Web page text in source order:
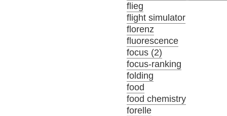
flieg
flight simulator
florenz
fluorescence
focus (2)
focus-ranking
folding
food
food chemistry
forelle